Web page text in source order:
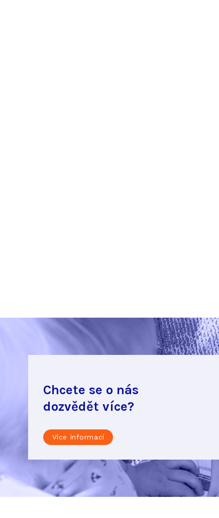
Chcete se o nás
dozvědět více?
Více informací